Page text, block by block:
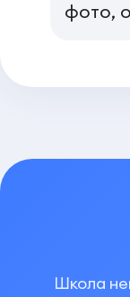
фото,
Школа